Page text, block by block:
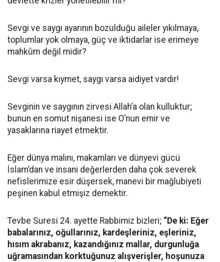
Sevgi ve saygı ayarının bozulduğu aileler yıkılmaya,
toplumlar yok olmaya, güç ve iktidarlar ise erimeye
mahkûm değil midir?
Sevgi varsa kıymet, saygı varsa aidiyet vardır!
Sevginin ve saygının zirvesi Allah’a olan kulluktur;
bunun en somut nişanesi ise O’nun emir ve
yasaklarına riayet etmektir.
Eğer dünya malını, makamları ve dünyevi gücü
İslam’dan ve insani değerlerden daha çok severek
nefislerimize esir düşersek, manevi bir mağlubiyeti
peşinen kabul etmişiz demektir.
Tevbe Suresi 24. ayette Rabbimiz bizleri; “De ki: Eğer
babalarınız, oğullarınız, kardeşleriniz, eşleriniz,
hısım akrabanız, kazandığınız mallar, durgunluğa
uğramasından korktuğunuz alışverişler, hoşunuza